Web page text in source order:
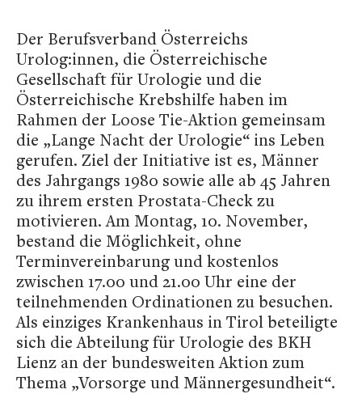
Der Berufsverband Österreichs
Urolog:innen, die Österreichische
Gesellschaft für Urologie und die
Österreichische Krebshilfe haben im
Rahmen der Loose Tie-Aktion gemeinsam
die „Lange Nacht der Urologie“ ins Leben
gerufen. Ziel der Initiative ist es, Männer
des Jahrgangs 1980 sowie alle ab 45 Jahren
zu ihrem ersten Prostata-Check zu
motivieren. Am Montag, 10. November,
bestand die Möglichkeit, ohne
Terminvereinbarung und kostenlos
zwischen 17.00 und 21.00 Uhr eine der
teilnehmenden Ordinationen zu besuchen.
Als einziges Krankenhaus in Tirol beteiligte
sich die Abteilung für Urologie des BKH
Lienz an der bundesweiten Aktion zum
Thema „Vorsorge und Männergesundheit“.